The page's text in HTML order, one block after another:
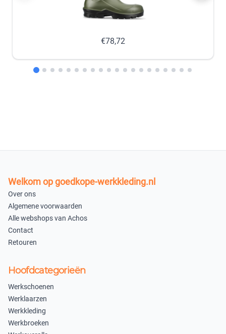
+ −
€78,72
Welkom op goedkope-werkkleding.nl
Over ons
Algemene voorwaarden
Alle webshops van Achos
Contact
Retouren
Hoofdcategorieën
Werkschoenen
Werklaarzen
Werkkleding
Werkbroeken